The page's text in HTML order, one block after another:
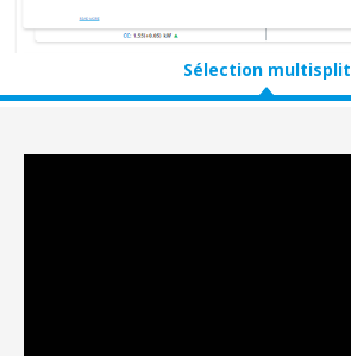
Sélection multisplit